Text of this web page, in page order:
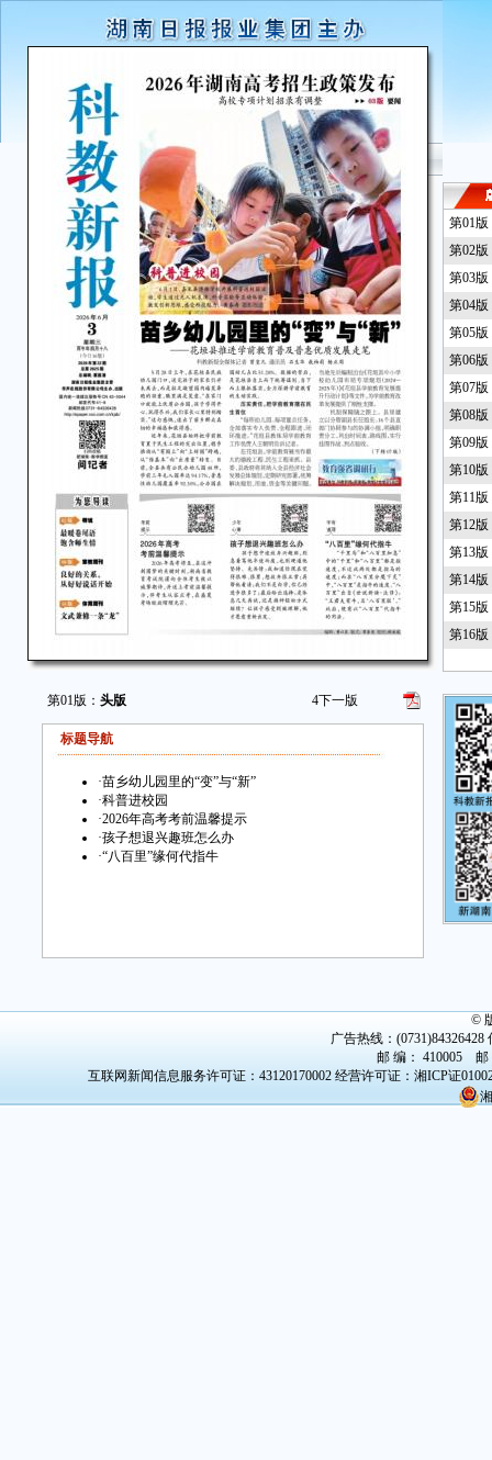
第01版： 头版 4下一版
标题导航
·苗乡幼儿园里的“变”与“新”
·科普进校园
·2026年高考考前温馨提示
·孩子想退兴趣班怎么办
·“八百里”缘何代指牛
第01
第02
第03
第04
第05
第06
第07
第08
第09
第10
第11
第12
第13
第14
第15
第16
©
广告热线：(0731)84326428
邮 编： 410005 邮
互联网新闻信息服务许可证：43120170002经营许可证：湘ICP证